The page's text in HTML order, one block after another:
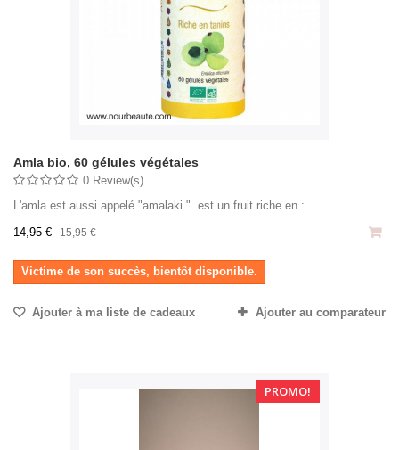
Amla bio, 60 gélules végétales
0 Review(s)
L'amla est aussi appelé "amalaki " est un fruit riche en :...
14,95 €
15,95 €
Victime de son succès, bientôt disponible.
Ajouter à ma liste de cadeaux Ajouter au comparateur
PROMO!